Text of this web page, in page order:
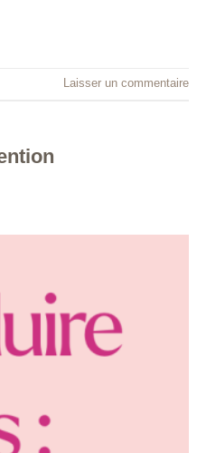
Laisser un commentaire